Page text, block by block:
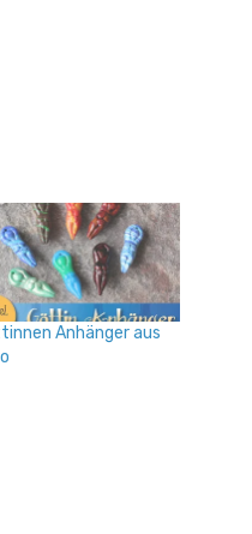
Anhänger aus